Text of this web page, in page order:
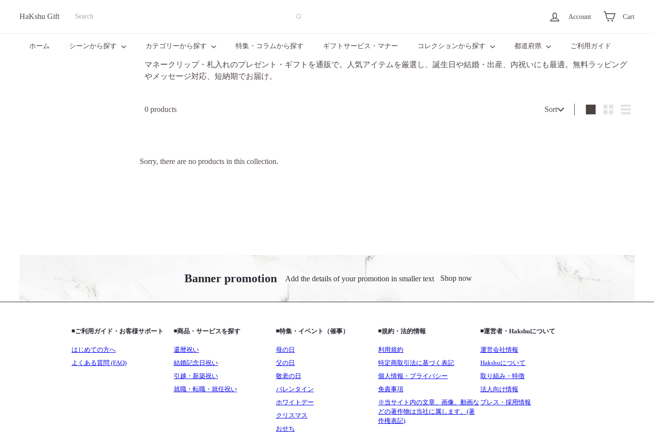
missing:HaKshu Gift Search Account Cart
ホーム シーンから探す カテゴリーから探す 特集・コラムから探す ギフトサービス・マナー コレクションから探す 都道府県 ご利用ガイド
マネークリップ・札入れのプレゼント・ギフトを通販で。人気アイテムを厳選し、誕生日や結婚・出産、内祝いにも最適。無料ラッピング
やメッセージ対応、短納期でお届け。
0 products Sort
Sort
Sorry, there are no products in this collection.
Banner promotion Add the details of your promotion in smaller text Shop now
◾️ご利用ガイド・お客様サポート
はじめての方へ
よくある質問 (FAQ)
◾️商品・サービスを探す
還暦祝い
結婚記念日祝い
引越・新築祝い
就職・転職・就任祝い
◾️特集・イベント（催事）
母の日
父の日
敬老の日
バレンタイン
ホワイトデー
クリスマス
おせち
◾️規約・法的情報
利用規約
特定商取引法に基づく表記
個人情報・プライバシー
免責事項
※当サイト内の文章、画像、動画な
どの著作物は当社に属します。(著
作権表記)
◾️運営者・Hakshuについて
運営会社情報
Hakshuについて
取り組み・特徴
法人向け情報
プレス・採用情報